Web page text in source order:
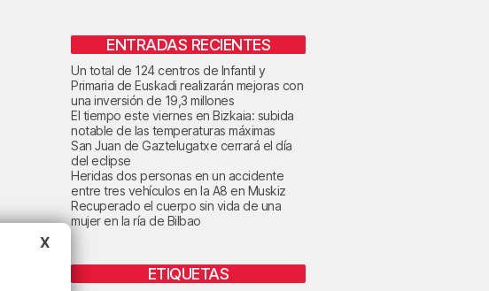
ENTRADAS RECIENTES
Un total de 124 centros de Infantil y
Primaria de Euskadi realizarán mejoras con
una inversión de 19,3 millones
El tiempo este viernes en Bizkaia: subida
notable de las temperaturas máximas
San Juan de Gaztelugatxe cerrará el día
del eclipse
Heridas dos personas en un accidente
entre tres vehículos en la A8 en Muskiz
Recuperado el cuerpo sin vida de una
mujer en la ría de Bilbao
ETIQUETAS
X